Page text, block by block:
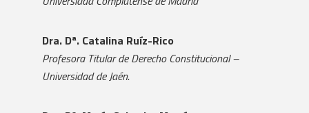
Dra. Dª. Catalina Ruíz-Rico
Profesora Titular de Derecho Constitucional –
Universidad de Jaén.